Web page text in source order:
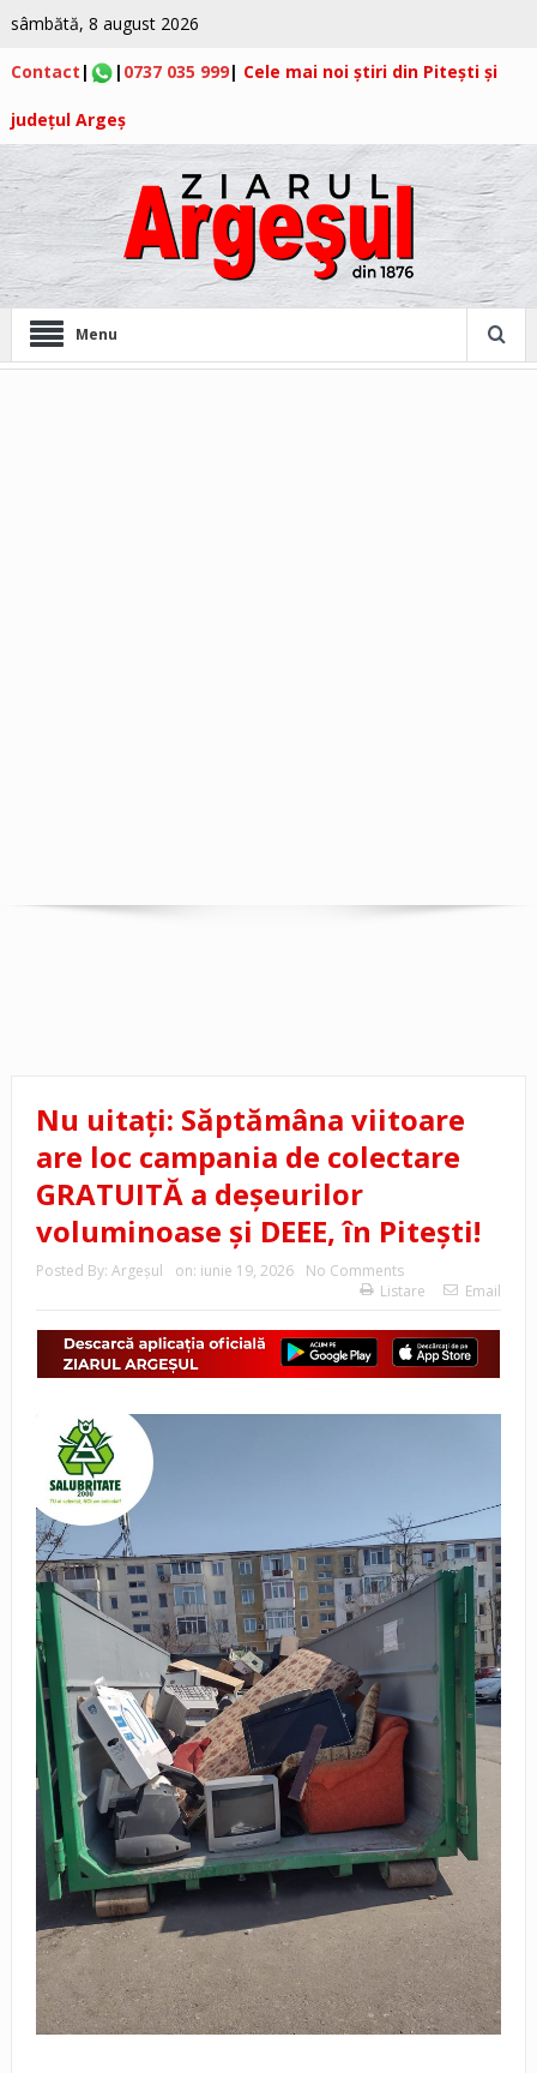
sâmbătă, 8 august 2026
Contact | | 0737 035 999| Cele mai noi știri din Pitești și
județul Argeș
Menu
Nu uitați: Săptămâna viitoare
are loc campania de colectare
GRATUITĂ a deșeurilor
voluminoase și DEEE, în Pitești!
Posted By: Argeşul on: iunie 19, 2026
No Comments
Listare
Email